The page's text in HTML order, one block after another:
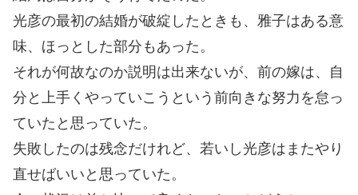
光彦の最初の結婚が破綻したときも、雅子はある意
味、ほっとした部分もあった。
それが何故なのか説明は出来ないが、前の嫁は、自
分と上手くやっていこうという前向きな努力を怠っ
ていたと思っていた。
失敗したのは残念だけれど、若いし光彦はまたやり
直せばいいと思っていた。